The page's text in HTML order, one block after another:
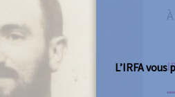
L’IRFA